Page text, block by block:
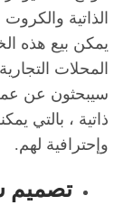
الذاتية
يمكن بيع هذه
المحلات
سيبحثون عن
ذاتية ، بالتي
وإحترافية لهم.
تصميم